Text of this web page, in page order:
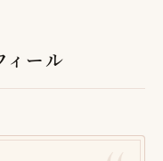
ィール